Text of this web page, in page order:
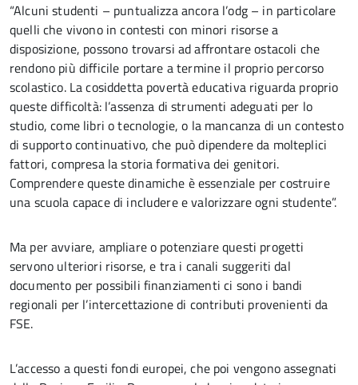
“Alcuni studenti – puntualizza ancora l’odg – in particolare
quelli che vivono in contesti con minori risorse a
disposizione, possono trovarsi ad affrontare ostacoli che
rendono più difficile portare a termine il proprio percorso
scolastico. La cosiddetta povertà educativa riguarda proprio
queste difficoltà: l’assenza di strumenti adeguati per lo
studio, come libri o tecnologie, o la mancanza di un contesto
di supporto continuativo, che può dipendere da molteplici
fattori, compresa la storia formativa dei genitori.
Comprendere queste dinamiche è essenziale per costruire
una scuola capace di includere e valorizzare ogni studente”.
Ma per avviare, ampliare o potenziare questi progetti
servono ulteriori risorse, e tra i canali suggeriti dal
documento per possibili finanziamenti ci sono i bandi
regionali per l’intercettazione di contributi provenienti da
FSE.
L’accesso a questi fondi europei, che poi vengono assegnati